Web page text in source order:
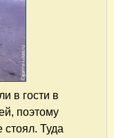
в гости в
поэтому
стоял. Туда